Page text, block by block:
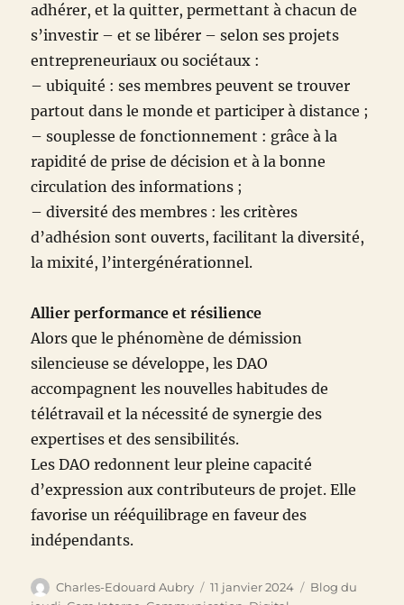
adhérer, et la quitter, permettant à chacun de
s’investir – et se libérer – selon ses projets
entrepreneuriaux ou sociétaux :
– ubiquité : ses membres peuvent se trouver
partout dans le monde et participer à distance ;
– souplesse de fonctionnement : grâce à la
rapidité de prise de décision et à la bonne
circulation des informations ;
– diversité des membres : les critères
d’adhésion sont ouverts, facilitant la diversité,
la mixité, l’intergénérationnel.
Allier performance et résilience
Alors que le phénomène de démission
silencieuse se développe, les DAO
accompagnent les nouvelles habitudes de
télétravail et la nécessité de synergie des
expertises et des sensibilités.
Les DAO redonnent leur pleine capacité
d’expression aux contributeurs de projet. Elle
favorise un rééquilibrage en faveur des
indépendants.
Auteur
Charles-Edouard Aubry
Publié
11 janvier 2024 Catégories
Blog du